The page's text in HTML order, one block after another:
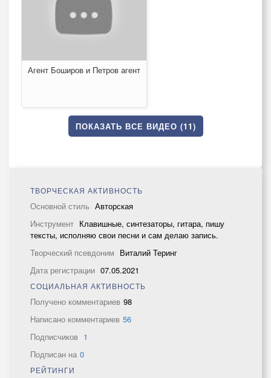
Агент Боширов и Петров агент
ПОКАЗАТЬ ВСЕ ВИДЕО (11)
ТВОРЧЕСКАЯ АКТИВНОСТЬ
Основной стиль Авторская
Инструмент Клавишные, синтезаторы, гитара, пишу
тексты, исполняю свои песни и сам делаю запись.
Творческий псевдоним Виталий Теринг
Дата регистрации 07.05.2021
СОЦИАЛЬНАЯ АКТИВНОСТЬ
Получено комментариев 98
Написано комментариев 56
Подписчиков 1
Подписан на 0
РЕЙТИНГИ